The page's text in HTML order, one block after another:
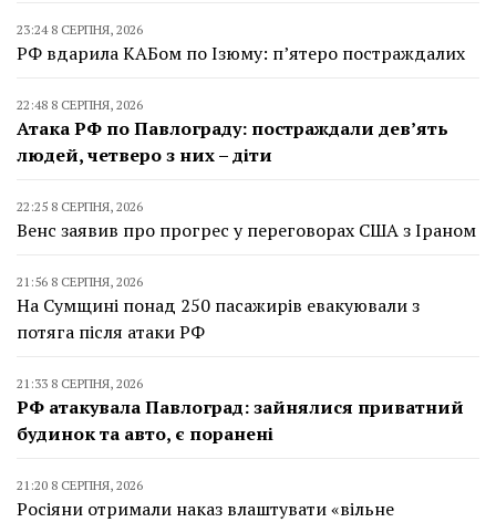
23:24 8 СЕРПНЯ, 2026
РФ вдарила КАБом по Ізюму: п’ятеро постраждалих
22:48 8 СЕРПНЯ, 2026
Атака РФ по Павлограду: постраждали дев’ять
людей, четверо з них – діти
22:25 8 СЕРПНЯ, 2026
Венс заявив про прогрес у переговорах США з Іраном
21:56 8 СЕРПНЯ, 2026
На Сумщині понад 250 пасажирів евакуювали з
потяга після атаки РФ
21:33 8 СЕРПНЯ, 2026
РФ атакувала Павлоград: зайнялися приватний
будинок та авто, є поранені
21:20 8 СЕРПНЯ, 2026
Росіяни отримали наказ влаштувати «вільне